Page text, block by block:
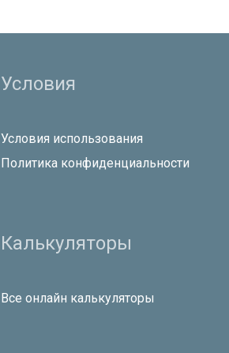
Условия
Условия использования
Политика конфиденциальности
Калькуляторы
Все онлайн калькуляторы